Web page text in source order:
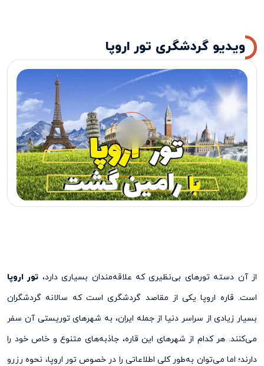
ویدیو گردشگری تور اروپا
از آن دسته تورهای بی‌نظیری که علاقه‌مندان بسیاری دارد، تور اروپا
است. قاره‌ اروپا یکی از مقاصد گردشگری است که سالانه گردشگران
بسیار زیادی از سراسر دنیا از جمله ایران، به شهرهای توریستی آن سفر
می‌کنند. هر کدام از شهر‌های این قاره، جاذبه‌های متنوع و خاص خود را
دارند؛ اما می‌‌توان به‌‌طور کلی اطلاعاتی را در خصوص تور اروپا، نحوه رزرو